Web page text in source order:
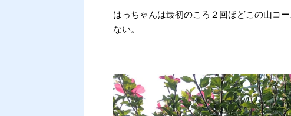
はっちゃんは最初のころ２回ほどこの山コ
ない。